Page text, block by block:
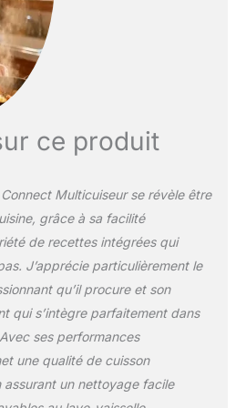
Cookeo pour des
résultats parfaits à
chaque fois ; le
multicuiseur haute
fonction des ingrédients,
des quantités et du
GAIN DE TEMPS ET
cuisson sous pression
pour cuire vos plats
jusqu'à 5 fois plus vite et
économiser jusqu'à 80%
d'énergie (par rapport à
un mode de cuisson
classique) REPARABLE 15
ANS AU JUSTE PRIX :
Engagement de
réparabilité 15 ans au
ce produit
Multicuiseur se révèle être
grâce à sa facilité
de recettes intégrées qui
J’apprécie particulièrement le
qu’il procure et son
qui s’intègre parfaitement dans
ses performances
une qualité de cuisson
un nettoyage facile